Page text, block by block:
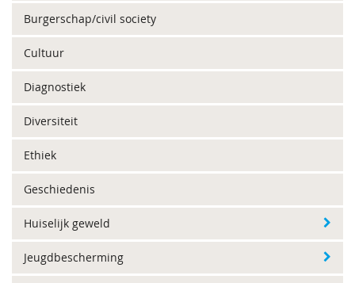
Burgerschap/civil society
Cultuur
Diagnostiek
Diversiteit
Ethiek
Geschiedenis
Huiselijk geweld
Jeugdbescherming